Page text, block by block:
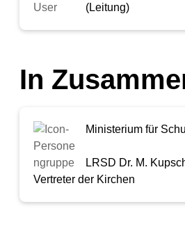
(Leitung)
In
Ministerium für
LRSD Dr. M.
Vertreter der Kirchen